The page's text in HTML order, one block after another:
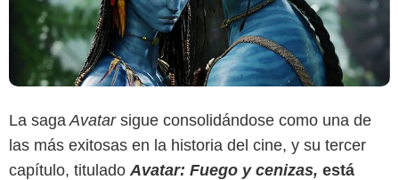
La saga Avatarsigue consolidándose como una de
las más exitosas en la historia del cine, y su tercer
capítulo, titulado Avatar: Fuego y cenizas, está